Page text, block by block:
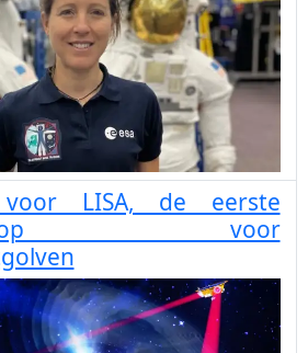
LISA, de eerste
voor